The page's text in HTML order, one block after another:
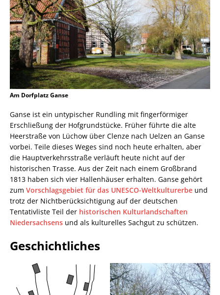
Am Dorfplatz Ganse
Ganse ist ein untypischer Rundling mit fingerförmiger
Erschließung der Hofgrundstücke. Früher führte die alte
Heerstraße von Lüchow über Clenze nach Uelzen an Ganse
vorbei. Teile dieses Weges sind noch heute erhalten, aber
die Hauptverkehrsstraße verläuft heute nicht auf der
historischen Trasse. Aus der Zeit nach einem Großbrand
1813 haben sich vier Hallenhäuser erhalten. Ganse gehört
zum Vorschlagsgebiet für das UNESCO-Weltkulturerbe und
trotz der Nichtberücksichtigung auf der deutschen
Tentativliste Teil der historischen Kulturlandschaften
Niedersachsens und als kulturelles Sachgut zu schützen.
Geschichtliches